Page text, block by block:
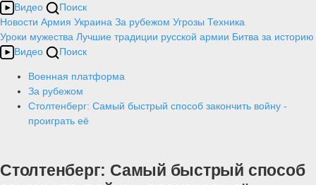
Видео
Поиск
Новости Армия Украина За рубежом Угрозы Техника
Уроки мужества Лучшие традиции русской армии Битва за историю
Видео
Поиск
Военная платформа
За рубежом
Столтенберг: Самый быстрый способ закончить войну -
проиграть её
Столтенберг: Самый быстрый способ